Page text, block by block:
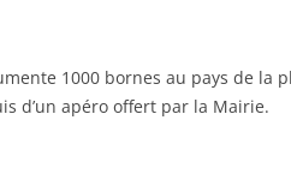
1000 bornes au pays de la
d’un apéro offert par la Mairie.